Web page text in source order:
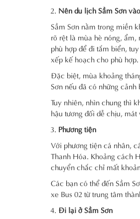
Nên du lịch Sầm Sơn
Sầm Sơn nằm trong miền
rõ rệt là mùa hè nóng,
phù hợp để đi tắm biển,
xếp kế hoạch cho phù hợp.
Đặc biệt, mùa khoảng
Sơn nếu đã có những
Tuy nhiên, nhìn chung thì
hậu tương đối dễ chịu,
Phương tiện
Với phương tiện cá nhân,
Thanh Hóa. Khoảng cách
chuyển chắc chỉ mất
Các bạn có thể đến Sầm
xe Bus 02 từ trung tâm
Đi lại ở Sầm Sơn